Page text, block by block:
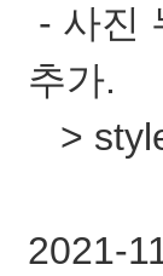
- 사진
추가.
>
2021-